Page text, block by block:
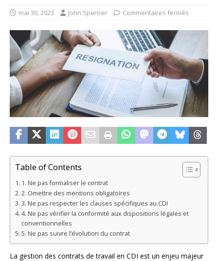
mai 30, 2023 John Spencer Commentaires fermés
Table of Contents
1. Ne pas formaliser le contrat
2. Omettre des mentions obligatoires
3. Ne pas respecter les clauses spécifiques au CDI
4. Ne pas vérifier la conformité aux dispositions légales et
conventionnelles
5. Ne pas suivre l’évolution du contrat
La gestion des contrats de travail en CDI est un enjeu majeur